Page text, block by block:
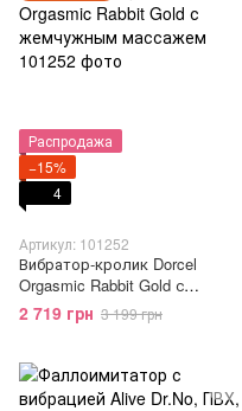
Распродажа
−15%
4
Артикул: 101252
Вибратор-кролик Dorcel
Orgasmic Rabbit Gold с
жемчужным массажем
2 719 грн 3 199 грн